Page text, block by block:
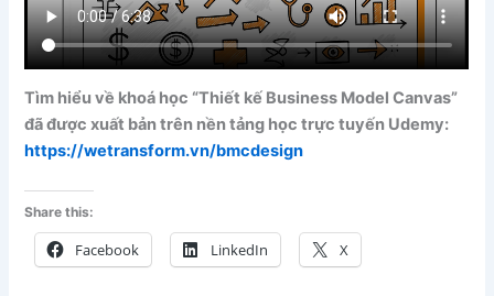
Tìm hiểu về khoá học “Thiết kế Business Model Canvas”
đã được xuất bản trên nền tảng học trực tuyến Udemy:
https://wetransform.vn/bmcdesign
Share this:
Facebook LinkedIn X